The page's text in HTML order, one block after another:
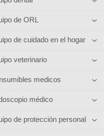
de ORL
de cuidado en el hogar
veterinario
medicos
médico
de protección personal